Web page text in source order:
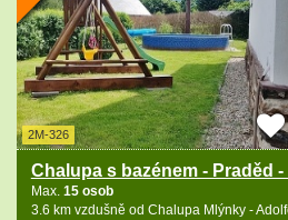
2M-326
Chalupa s bazénem - Praděd
Max. 15 osob
3.6 km vzdušně od Chalupa Mlýnky -